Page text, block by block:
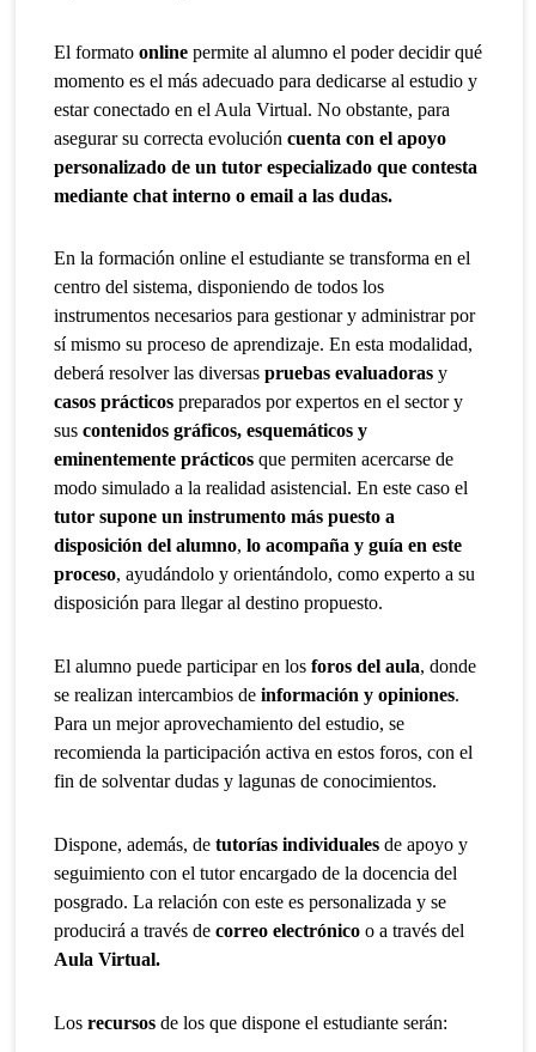
El formato online permite al alumno el poder decidir qué
momento es el más adecuado para dedicarse al estudio y
estar conectado en el Aula Virtual. No obstante, para
asegurar su correcta evolución cuenta con el apoyo
personalizado de un tutor especializado que contesta
mediante chat interno o email a las dudas.
En la formación online el estudiante se transforma en el
centro del sistema, disponiendo de todos los
instrumentos necesarios para gestionar y administrar por
sí mismo su proceso de aprendizaje. En esta modalidad,
deberá resolver las diversaspruebas evaluadoras y
casos prácticospreparados por expertos en el sector y
suscontenidos gráficos, esquemáticos y
eminentemente prácticos que permiten acercarse de
modo simulado a la realidad asistencial. En este caso el
tutor supone un instrumento más puesto a
disposición del alumno,lo acompaña y guía en este
proceso, ayudándolo y orientándolo, como experto a su
disposición para llegar al destino propuesto.
El alumno puede participar en losforos del aula, donde
se realizan intercambios deinformación y opiniones.
Para un mejor aprovechamiento del estudio, se
recomienda la participación activa en estos foros, con el
fin de solventar dudas y lagunas de conocimientos.
Dispone, además, detutorías individuales de apoyo y
seguimiento con el tutor encargado de la docencia del
posgrado. La relación con este es personalizada y se
producirá a través decorreo electrónico o a través del
Aula Virtual.
Losrecursos de los que dispone el estudiante serán: